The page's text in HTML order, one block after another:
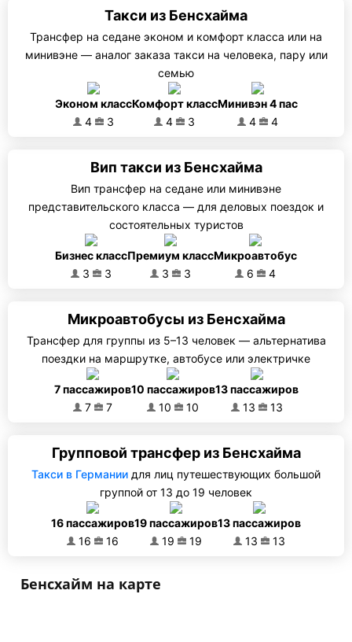
Такси из Бенсхайма
Трансфер на седане эконом и комфорт класса или на
минивэне — аналог заказа такси на человека, пару или
семью
Эконом класс
4
3
Комфорт класс
4
3
Минивэн 4 пас
4
4
Вип такси из Бенсхайма
Вип трансфер на седане или минивэне
представительского класса — для деловых поездок и
состоятельных туристов
Бизнес класс
3
3
Премиум класс
3
3
Микроавтобус
6
4
Микроавтобусы из Бенсхайма
Трансфер для группы из 5–13 человек — альтернатива
поездки на маршрутке, автобусе или электричке
7 пассажиров
7
7
10 пассажиров
10
10
13 пассажиров
13
13
Групповой трансфер из Бенсхайма
Такси в Германии для лиц путешествующих большой
группой от 13 до 19 человек
16 пассажиров
16
16
19 пассажиров
19
19
13 пассажиров
13
13
Бенсхайм на карте